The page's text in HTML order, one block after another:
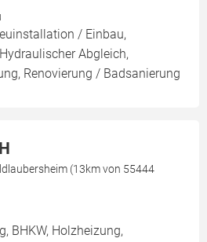
/ Einbau,
Abgleich,
Renovierung / Badsanierung
(13km von 55444
BHKW, Holzheizung,